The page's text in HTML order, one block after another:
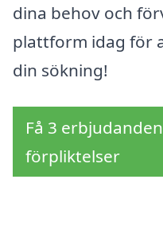
dina behov och
plattform idag för
din sökning!
Få 3
förpliktelser